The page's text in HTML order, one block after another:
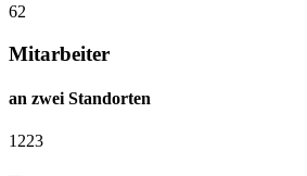
62
Mitarbeiter
an zwei Standorten
1223